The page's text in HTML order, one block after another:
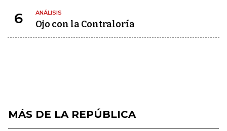
6 ANÁLISIS
Ojo con la Contraloría
MÁS DE LA REPÚBLICA